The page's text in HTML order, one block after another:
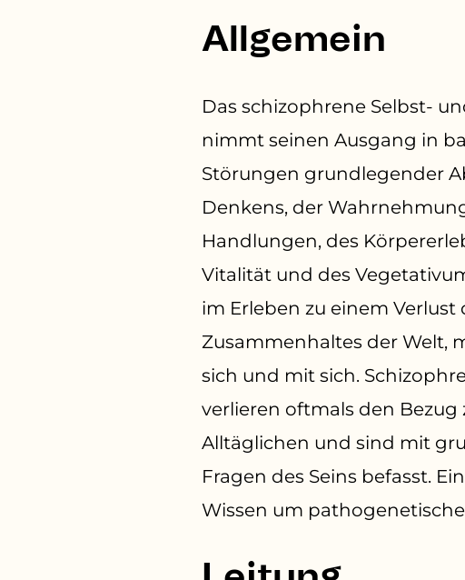
Allgemein
Das schizophrene Selbst-
nimmt seinen Ausgang in
Störungen grundlegender
Denkens, der
Handlungen, des
Vitalität und des
im Erleben zu einem Verlust
Zusammenhaltes der Welt,
sich und mit sich. Schizophrene Menschen
verlieren oftmals den Bezug
Alltäglichen und sind mit
Fragen des Seins befasst.
Wissen um
Diagnostik und die
therapeutischen Zugänge ist
um die betroffenen
psychotherapeutisch zu
spezifisch
theoretischen
schizophrenen Erkrankungen
anderen psychotischen
und die daraus abgeleiteten
existenzanalytischen
Zugänge stellen den